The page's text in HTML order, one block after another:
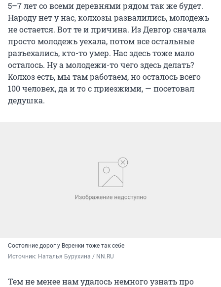
5–7 лет со всеми деревнями рядом так же будет.
Народу нет у нас, колхозы развалились, молодежь
не остается. Вот те и причина. Из Девгор сначала
просто молодежь уехала, потом все остальные
разъехались, кто-то умер. Нас здесь тоже мало
осталось. Ну а молодежи-то чего здесь делать?
Колхоз есть, мы там работаем, но осталось всего
100 человек, да и то с приезжими, — посетовал
дедушка.
Состояние дорог у Веренки тоже так себе
Источник: Наталья Бурухина / NN.RU
Тем не менее нам удалось немного узнать про